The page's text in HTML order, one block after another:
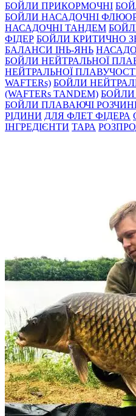
БОЙЛИ ПРИКОРМОЧНI
БОЙЛИ НАСАДОЧНІ
НАСАДОЧНІ ТАНДЕМ
ФIДЕР БОЙЛИ КРИТИЧНО
БАЛАНСИ ІНЬ-ЯНЬ
БОЙЛИ НЕЙТРАЛЬНОÏ
НЕЙТРАЛЬНОЇ
WAFTERs) БОЙЛИ
(WAFTERs TANDEM) БОЙЛИ
БОЙЛИ ПЛАВАЮЧI РОЗЧИННI
РIДИНИ ДЛЯ ФЛЕТ ФІДЕРА
ІНГРЕДІЄНТИ ТАРА